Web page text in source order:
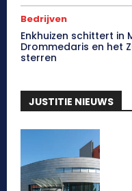
Bedrijven
Enkhuizen schittert in
Drommedaris en het
sterren
JUSTITIE NIEUWS